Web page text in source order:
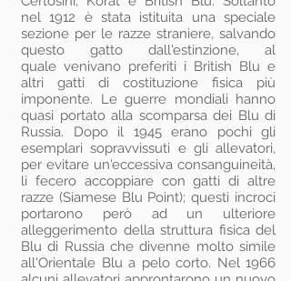
nel 1912 è stata istituita una speciale
sezione per le razze straniere, salvando
questo gatto dall'estinzione, al
quale venivano preferiti i British Blu e
altri gatti di costituzione fisica più
imponente. Le guerre mondiali hanno
quasi portato alla scomparsa dei Blu di
Russia. Dopo il 1945 erano pochi gli
esemplari sopravvissuti e gli allevatori,
per evitare un'eccessiva consanguineità,
li fecero accoppiare con gatti di altre
razze (Siamese Blu Point); questi incroci
portarono però ad un ulteriore
alleggerimento della struttura fisica del
Blu di Russia che divenne molto simile
all'Orientale Blu a pelo corto. Nel 1966